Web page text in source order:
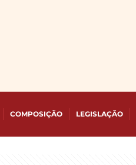
COMPOSIÇÃO LEGISLAÇÃO